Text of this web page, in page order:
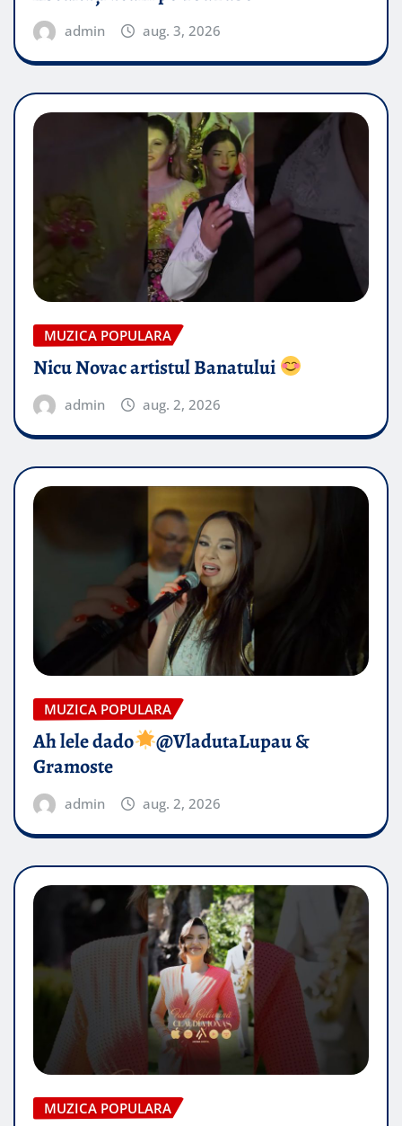
admin aug. 3, 2026
MUZICA POPULARA
Nicu Novac artistul Banatului
admin aug. 2, 2026
MUZICA POPULARA
Ah lele dado​
@VladutaLupau &
Gramoste
admin aug. 2, 2026
MUZICA POPULARA